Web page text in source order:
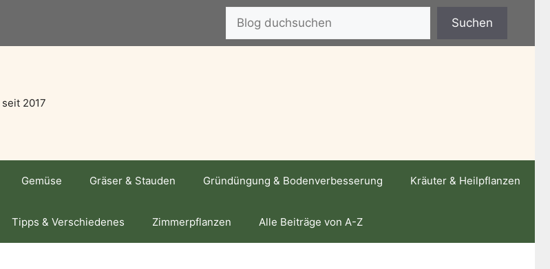
Suchen
2017
Gemüse Gräser & Stauden Gründüngung & Bodenverbesserung Kräuter & Heilpflanzen
Tipps & Verschiedenes Zimmerpflanzen Alle Beiträge von A-Z